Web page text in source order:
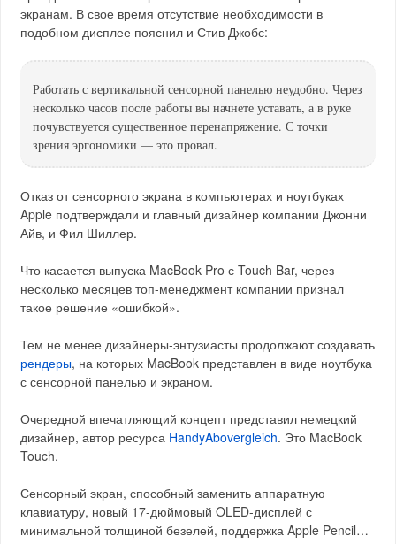
экранам. В свое время отсутствие необходимости в
подобном дисплее пояснил и Стив Джобс:
Работать с вертикальной сенсорной панелью неудобно. Через
несколько часов после работы вы начнете уставать, а в руке
почувствуется существенное перенапряжение. С точки
зрения эргономики — это провал.
Отказ от сенсорного экрана в компьютерах и ноутбуках
Apple подтверждали и главный дизайнер компании Джонни
Айв, и Фил Шиллер.
Что касается выпуска MacBook Pro с Touch Bar, через
несколько месяцев топ-менеджмент компании признал
такое решение «ошибкой».
Тем не менее дизайнеры-энтузиасты продолжают создавать
рендеры, на которых MacBook представлен в виде ноутбука
с сенсорной панелью и экраном.
Очередной впечатляющий концепт представил немецкий
дизайнер, автор ресурса HandyAbovergleich. Это MacBook
Touch.
Сенсорный экран, способный заменить аппаратную
клавиатуру, новый 17-дюймовый OLED-дисплей с
минимальной толщиной безелей, поддержка Apple Pencil…